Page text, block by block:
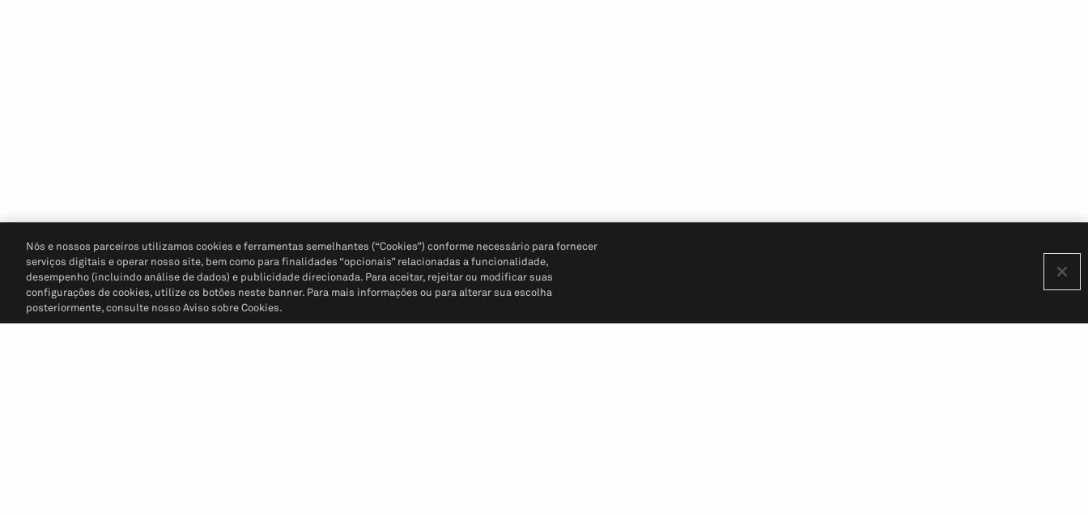
Nós e nossos parceiros utilizamos cookies e ferramentas semelhantes (“Cookies”) conforme necessário para fornecer
serviços digitais e operar nosso site, bem como para finalidades “opcionais” relacionadas a funcionalidade,
desempenho (incluindo análise de dados) e publicidade direcionada. Para aceitar, rejeitar ou modificar suas
configurações de cookies, utilize os botões neste banner. Para mais informações ou para alterar sua escolha
posteriormente, consulte nosso Aviso sobre Cookies.